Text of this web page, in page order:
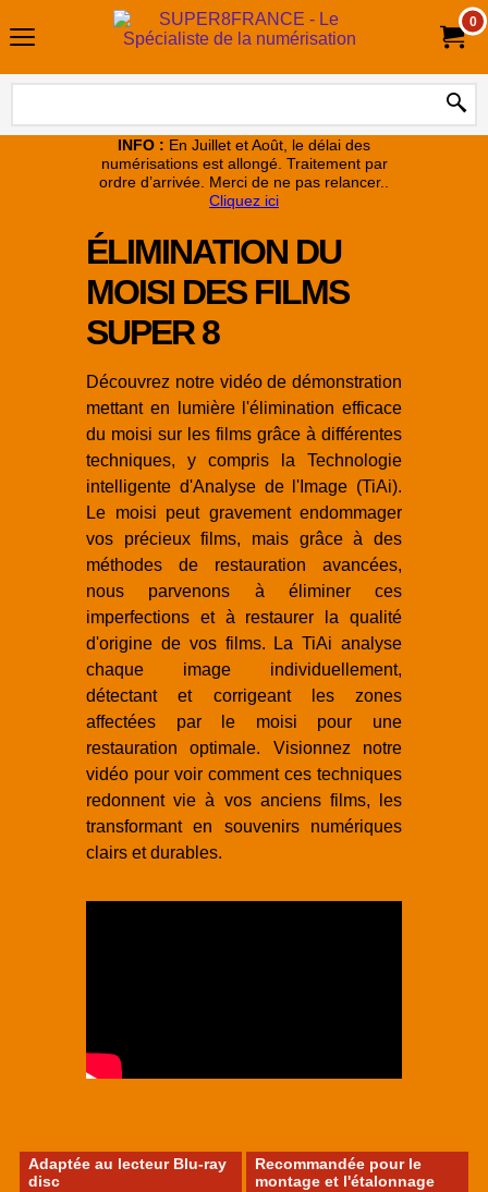
0
INFO : En Juillet et Août, le délai des
numérisations est allongé. Traitement par
ordre d’arrivée. Merci de ne pas relancer..
Cliquez ici
ÉLIMINATION DU
MOISI DES FILMS
SUPER 8
Découvrez notre vidéo de démonstration
mettant en lumière l'élimination efficace
du moisi sur les films grâce à différentes
techniques, y compris la Technologie
intelligente d'Analyse de l'Image (TiAi).
Le moisi peut gravement endommager
vos précieux films, mais grâce à des
méthodes de restauration avancées,
nous parvenons à éliminer ces
imperfections et à restaurer la qualité
d'origine de vos films. La TiAi analyse
chaque image individuellement,
détectant et corrigeant les zones
affectées par le moisi pour une
restauration optimale. Visionnez notre
vidéo pour voir comment ces techniques
redonnent vie à vos anciens films, les
transformant en souvenirs numériques
clairs et durables.
Adaptée au lecteur Blu-ray
disc
Recommandée pour le
montage et l'étalonnage